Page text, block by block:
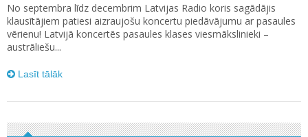
No septembra līdz decembrim Latvijas Radio koris sagādājis
klausītājiem patiesi aizraujošu koncertu piedāvājumu ar pasaules
vērienu! Latvijā koncertēs pasaules klases viesmākslinieki –
austrāliešu...
Lasīt tālāk